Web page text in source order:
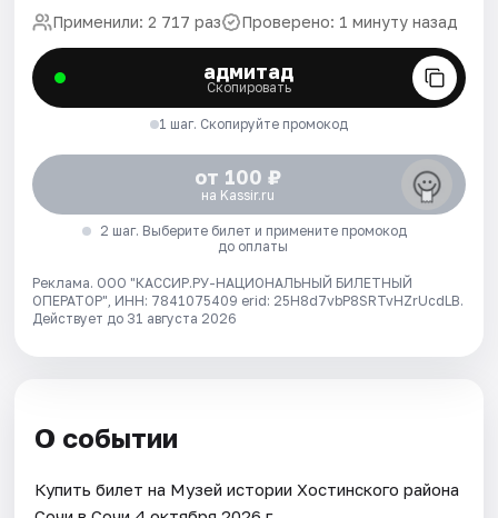
Применили: 2 717 раз Проверено: 1 минуту назад
адмитад
Скопировать
1 шаг. Скопируйте промокод
от 100 ₽
на Kassir.ru
2 шаг. Выберите билет и примените промокод
до оплаты
Реклама. ООО "КАССИР.РУ-НАЦИОНАЛЬНЫЙ БИЛЕТНЫЙ
ОПЕРАТОР", ИНН: 7841075409 erid: 25H8d7vbP8SRTvHZrUcdLB.
Действует до 31 августа 2026
О событии
Купить билет на Музей истории Хостинского района